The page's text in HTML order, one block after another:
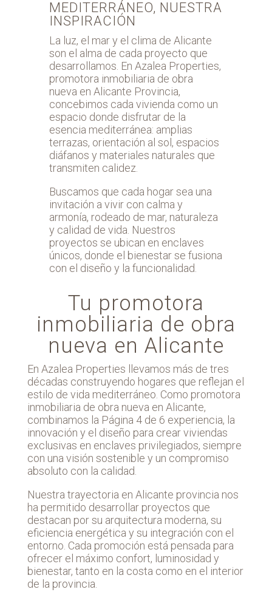
MEDITERRÁNEO, NUESTRA
INSPIRACIÓN
La luz, el mar y el clima de Alicante
son el alma de cada proyecto que
desarrollamos. En Azalea Properties,
promotora inmobiliaria de obra
nueva en Alicante Provincia,
concebimos cada vivienda como un
espacio donde disfrutar de la
esencia mediterránea: amplias
terrazas, orientación al sol, espacios
diáfanos y materiales naturales que
transmiten calidez.
Buscamos que cada hogar sea una
invitación a vivir con calma y
armonía, rodeado de mar, naturaleza
y calidad de vida. Nuestros
proyectos se ubican en enclaves
únicos, donde el bienestar se fusiona
con el diseño y la funcionalidad.
Tu promotora
inmobiliaria de obra
nueva en Alicante
En Azalea Properties llevamos más de tres
décadas construyendo hogares que reflejan el
estilo de vida mediterráneo. Como promotora
inmobiliaria de obra nueva en Alicante,
combinamos la Página 4 de 6 experiencia, la
innovación y el diseño para crear viviendas
exclusivas en enclaves privilegiados, siempre
con una visión sostenible y un compromiso
absoluto con la calidad.
Nuestra trayectoria en Alicante provincia nos
ha permitido desarrollar proyectos que
destacan por su arquitectura moderna, su
eficiencia energética y su integración con el
entorno. Cada promoción está pensada para
ofrecer el máximo confort, luminosidad y
bienestar, tanto en la costa como en el interior
de la provincia.